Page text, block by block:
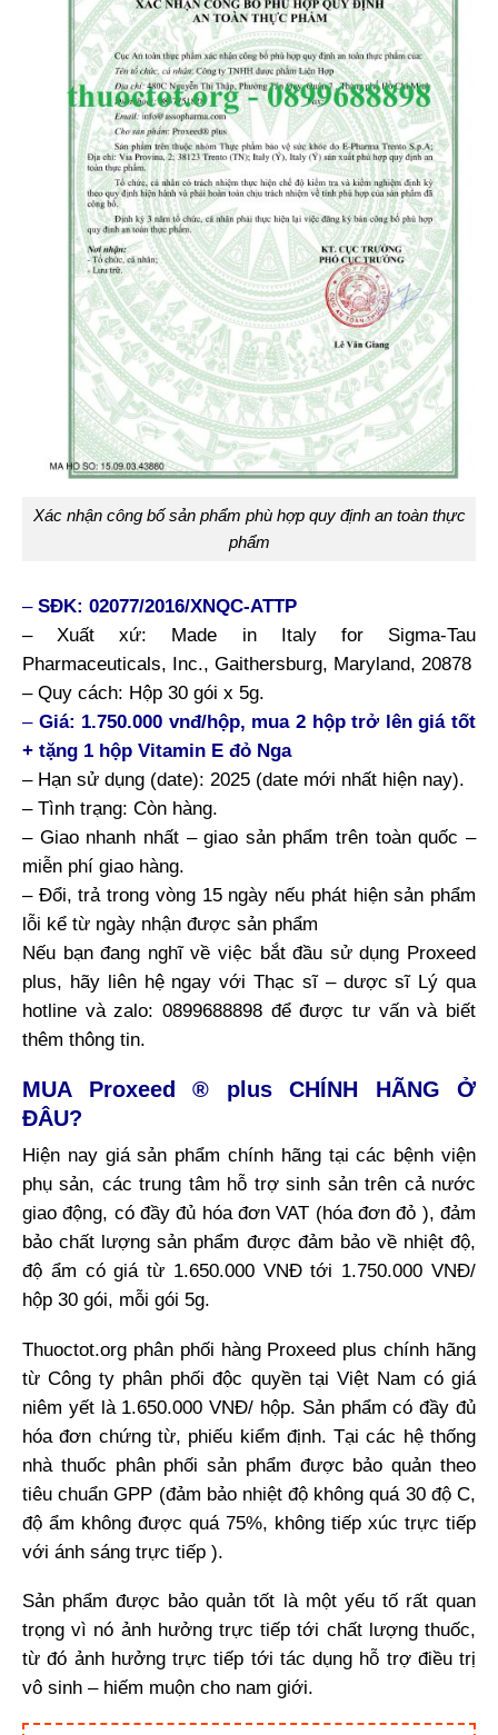
Xác nhận công bố sản phẩm phù hợp quy định an toàn thực
phẩm
– SĐK: 02077/2016/XNQC-ATTP
– Xuất xứ: Made in Italy for Sigma-Tau
Pharmaceuticals, Inc., Gaithersburg, Maryland, 20878
– Quy cách: Hộp 30 gói x 5g.
– Giá: 1.750.000 vnđ/hộp, mua 2 hộp trở lên giá tốt
+ tặng 1 hộp Vitamin E đỏ Nga
– Hạn sử dụng (date): 2025 (date mới nhất hiện nay).
– Tình trạng: Còn hàng.
– Giao nhanh nhất – giao sản phẩm trên toàn quốc –
miễn phí giao hàng.
– Đổi, trả trong vòng 15 ngày nếu phát hiện sản phẩm
lỗi kể từ ngày nhận được sản phẩm
Nếu bạn đang nghĩ về việc bắt đầu sử dụng Proxeed
plus, hãy liên hệ ngay với Thạc sĩ – dược sĩ Lý qua
hotline và zalo: 0899688898 để được tư vấn và biết
thêm thông tin.
MUA Proxeed ® plus CHÍNH HÃNG Ở
ĐÂU?
Hiện nay giá sản phẩm chính hãng tại các bệnh viện
phụ sản, các trung tâm hỗ trợ sinh sản trên cả nước
giao động, có đầy đủ hóa đơn VAT (hóa đơn đỏ ), đảm
bảo chất lượng sản phẩm được đảm bảo về nhiệt độ,
độ ẩm có giá từ 1.650.000 VNĐ tới 1.750.000 VNĐ/
hộp 30 gói, mỗi gói 5g.
Thuoctot.org phân phối hàng Proxeed plus chính hãng
từ Công ty phân phối độc quyền tại Việt Nam có giá
niêm yết là 1.650.000 VNĐ/ hộp. Sản phẩm có đầy đủ
hóa đơn chứng từ, phiếu kiểm định. Tại các hệ thống
nhà thuốc phân phối sản phẩm được bảo quản theo
tiêu chuẩn GPP (đảm bảo nhiệt độ không quá 30 độ C,
độ ẩm không được quá 75%, không tiếp xúc trực tiếp
với ánh sáng trực tiếp ).
Sản phẩm được bảo quản tốt là một yếu tố rất quan
trọng vì nó ảnh hưởng trực tiếp tới chất lượng thuốc,
từ đó ảnh hưởng trực tiếp tới tác dụng hỗ trợ điều trị
vô sinh – hiếm muộn cho nam giới.